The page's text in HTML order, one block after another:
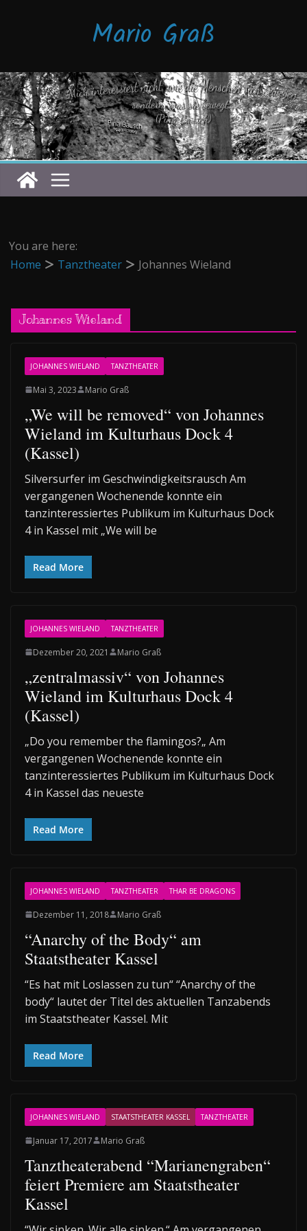
Mario Graß
You are here:
Home
Tanztheater Johannes Wieland
Johannes Wieland
JOHANNES WIELAND TANZTHEATER
Mai 3, 2023 Mario Graß
„We will be removed“ von Johannes
Wieland im Kulturhaus Dock 4
(Kassel)
Silversurfer im Geschwindigkeitsrausch Am
vergangenen Wochenende konnte ein
tanzinteressiertes Publikum im Kulturhaus Dock
4 in Kassel mit „We will be
Read More
JOHANNES WIELAND TANZTHEATER
Dezember 20, 2021 Mario Graß
„zentralmassiv“ von Johannes
Wieland im Kulturhaus Dock 4
(Kassel)
„Do you remember the flamingos?„ Am
vergangenen Wochenende konnte ein
tanzinteressiertes Publikum im Kulturhaus Dock
4 in Kassel das neueste
Read More
JOHANNES WIELAND TANZTHEATER THAR BE DRAGONS
Dezember 11, 2018 Mario Graß
“Anarchy of the Body“ am
Staatstheater Kassel
“Es hat mit Loslassen zu tun“ “Anarchy of the
body“ lautet der Titel des aktuellen Tanzabends
im Staatstheater Kassel. Mit
Read More
JOHANNES WIELAND STAATSTHEATER KASSEL TANZTHEATER
Januar 17, 2017 Mario Graß
Tanztheaterabend “Marianengraben“
feiert Premiere am Staatstheater
Kassel